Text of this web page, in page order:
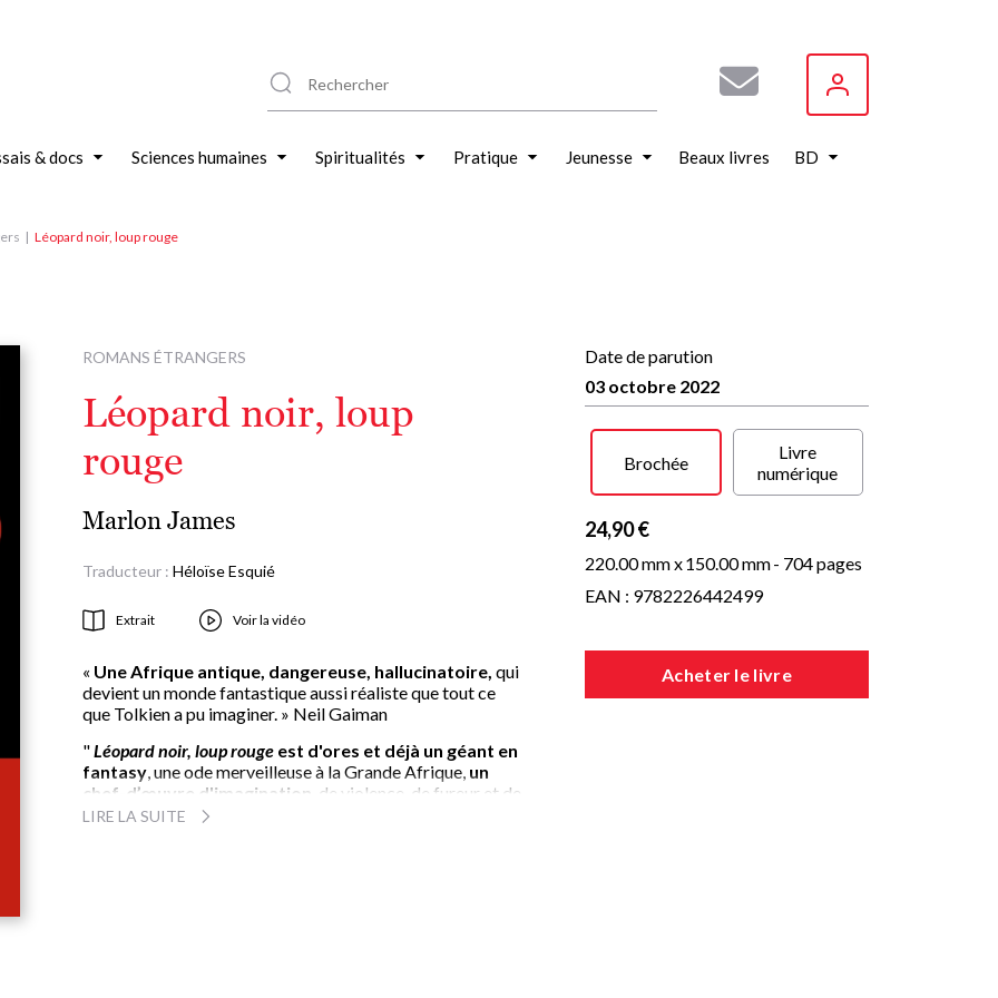
& docs Sciences humaines Spiritualités Pratique Jeunesse Beaux livres BD
Léopard noir, loup rouge
ROMANS ÉTRANGERS
Léopard noir, loup
rouge
Marlon James
Traducteur : Héloïse Esquié
Extrait Voir la vidéo
« Une Afrique antique, dangereuse, hallucinatoire, qui
devient un monde fantastique aussi réaliste que tout ce
que Tolkien a pu imaginer. » Neil Gaiman
"Léopard noir, loup rouge est d'ores et déjà un géant en
fantasy, une ode merveilleuse à la Grande Afrique, un
chef-d’œuvre d'imagination
, de violence, de fureur et de
grâce. " Page des libraires
LIRE LA SUITE
Date de parution
03 octobre 2022
Brochée
Livre
numérique
24,90 €
220.00 mm x150.00 mm- 704 pages
EAN : 9782226442499
Acheter le livre